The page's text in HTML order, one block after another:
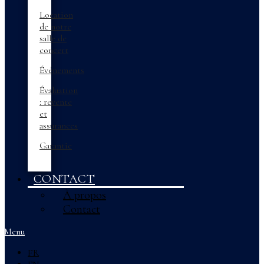
Location
de notre
salle de
concert
Événements
Évaluation
: revente
et
assurances
Garantie
CONTACT
À propos
Contact
Menu
FR